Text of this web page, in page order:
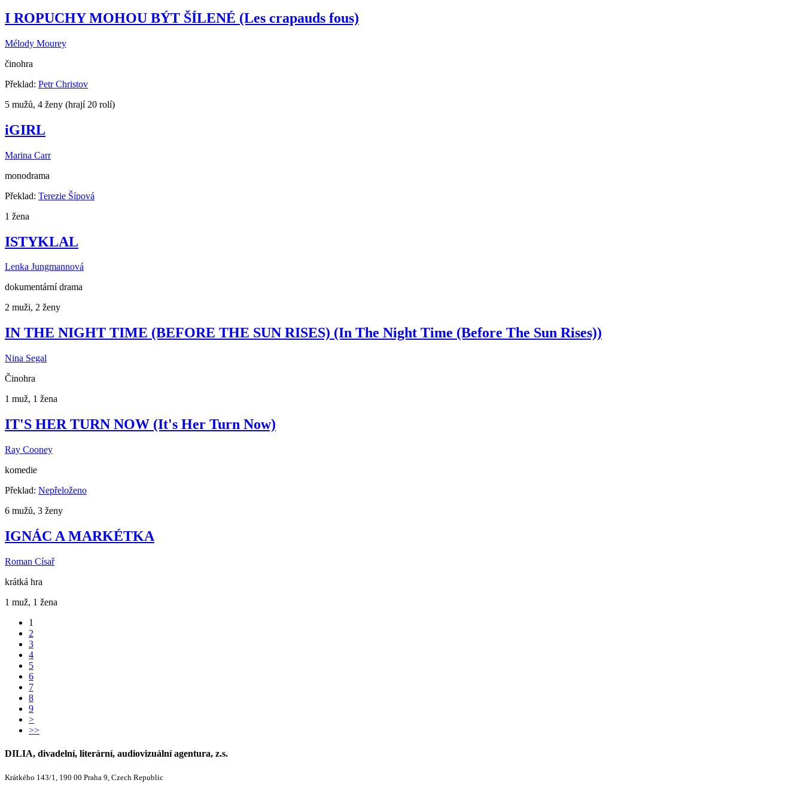
I ROPUCHY MOHOU BÝT ŠÍLENÉ (Les crapauds fous)
Mélody Mourey
činohra
Překlad: Petr Christov
5 mužů, 4 ženy (hrají 20 rolí)
iGIRL
Marina Carr
monodrama
Překlad: Terezie Šípová
1 žena
ISTYKLAL
Lenka Jungmannová
dokumentární drama
2 muži, 2 ženy
IN THE NIGHT TIME (BEFORE THE SUN RISES) (In The Night Time (Before The Sun Rises))
Nina Segal
Činohra
1 muž, 1 žena
IT'S HER TURN NOW (It's Her Turn Now)
Ray Cooney
komedie
Překlad: Nepřeloženo
6 mužů, 3 ženy
IGNÁC A MARKÉTKA
Roman Císař
krátká hra
1 muž, 1 žena
1
2
3
4
5
6
7
8
9
>
>>
DILIA, divadelní, literární, audiovizuální agentura, z.s.
Krátkého 143/1, 190 00 Praha 9, Czech Republic